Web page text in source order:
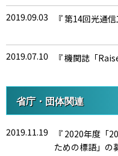
2019.09.03
『 第14回光通
2019.07.10
『 機関誌「
2019.07.02 『 無料公開講座
2019.06.21
『 平成30年度
省庁・団体関連
2019.11.19
『 2020年度「
ための標語」の